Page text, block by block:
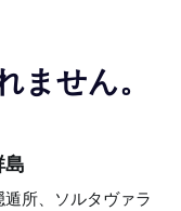
ません。
島
所、ソルタヴァラ